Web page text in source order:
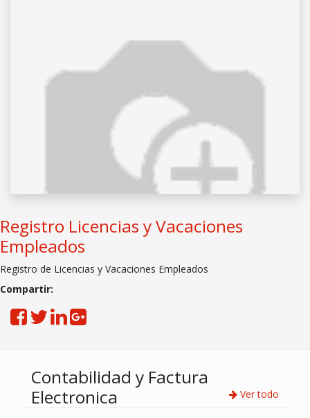
Registro Licencias y Vacaciones
Empleados
Registro de Licencias y Vacaciones Empleados
Compartir:
Contabilidad y Factura
Electronica
Ver todo